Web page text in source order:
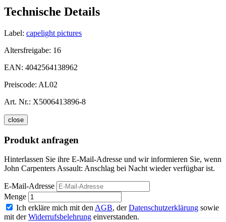
Technische Details
Label: capelight pictures
Altersfreigabe: 16
EAN: 4042564138962
Preiscode: AL02
Art. Nr.: X5006413896-8
close
Produkt anfragen
Hinterlassen Sie ihre E-Mail-Adresse und wir informieren Sie, wenn
John Carpenters Assault: Anschlag bei Nacht wieder verfügbar ist.
E-Mail-Adresse
Menge
Ich erkläre mich mit den AGB, derDatenschutzerklärung sowie
mit derWiderrufsbelehrung einverstanden.